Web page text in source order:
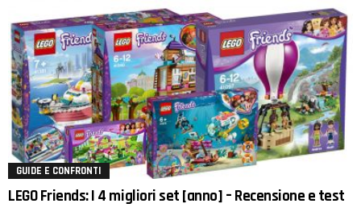
GUIDE E CONFRONTI
LEGO Friends: I 4 migliori set [anno] – Recensione e test